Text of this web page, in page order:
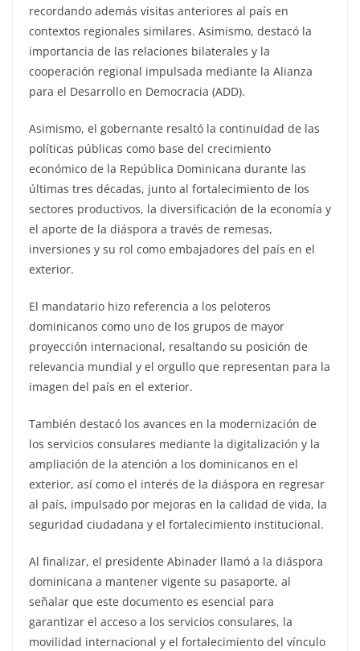
recordando además visitas anteriores al país en
contextos regionales similares. Asimismo, destacó la
importancia de las relaciones bilaterales y la
cooperación regional impulsada mediante la Alianza
para el Desarrollo en Democracia (ADD).
Asimismo, el gobernante resaltó la continuidad de las
políticas públicas como base del crecimiento
económico de la República Dominicana durante las
últimas tres décadas, junto al fortalecimiento de los
sectores productivos, la diversificación de la economía y
el aporte de la diáspora a través de remesas,
inversiones y su rol como embajadores del país en el
exterior.
El mandatario hizo referencia a los peloteros
dominicanos como uno de los grupos de mayor
proyección internacional, resaltando su posición de
relevancia mundial y el orgullo que representan para la
imagen del país en el exterior.
También destacó los avances en la modernización de
los servicios consulares mediante la digitalización y la
ampliación de la atención a los dominicanos en el
exterior, así como el interés de la diáspora en regresar
al país, impulsado por mejoras en la calidad de vida, la
seguridad ciudadana y el fortalecimiento institucional.
Al finalizar, el presidente Abinader llamó a la diáspora
dominicana a mantener vigente su pasaporte, al
señalar que este documento es esencial para
garantizar el acceso a los servicios consulares, la
movilidad internacional y el fortalecimiento del vínculo